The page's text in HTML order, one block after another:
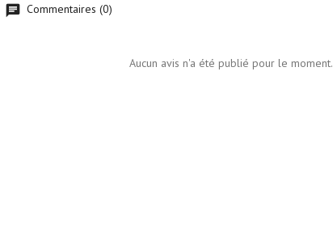
Commentaires (0)
Aucun avis n'a été publié pour le moment.